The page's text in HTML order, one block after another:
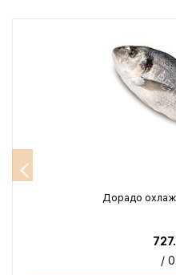
Дорадо
/